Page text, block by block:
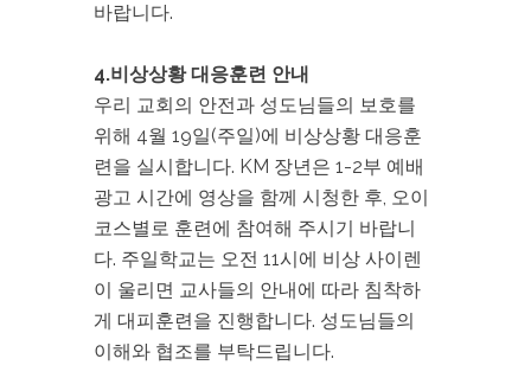
바랍니다.
4.비상상황 대응훈련 안내
우리 교회의 안전과 성도님들의 보호를
위해 4월 19일(주일)에 비상상황 대응훈
련을 실시합니다. KM 장년은 1-2부 예배
광고 시간에 영상을 함께 시청한 후, 오이
코스별로 훈련에 참여해 주시기 바랍니
다. 주일학교는 오전 11시에 비상 사이렌
이 울리면 교사들의 안내에 따라 침착하
게 대피훈련을 진행합니다. 성도님들의
이해와 협조를 부탁드립니다.